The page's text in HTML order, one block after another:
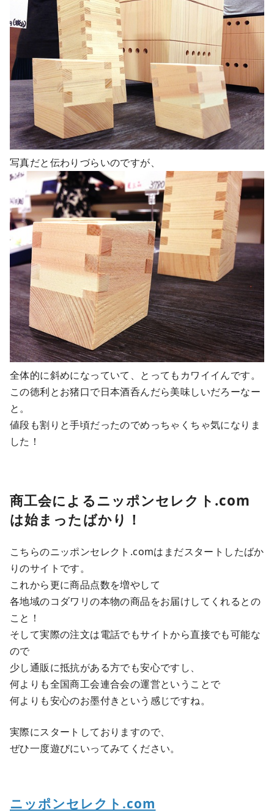
写真だと伝わりづらいのですが、
全体的に斜めになっていて、とってもカワイイんです。
この徳利とお猪口で日本酒呑んだら美味しいだろーなー
と。
値段も割りと手頃だったのでめっちゃくちゃ気になりま
した！
商工会によるニッポンセレクト.com
は始まったばかり！
こちらのニッポンセレクト.comはまだスタートしたばか
りのサイトです。
これから更に商品点数を増やして
各地域のコダワリの本物の商品をお届けしてくれるとの
こと！
そして実際の注文は電話でもサイトから直接でも可能な
ので
少し通販に抵抗がある方でも安心ですし、
何よりも全国商工会連合会の運営ということで
何よりも安心のお墨付きという感じですね。
実際にスタートしておりますので、
ぜひ一度遊びにいってみてください。
ニッポンセレクト.com